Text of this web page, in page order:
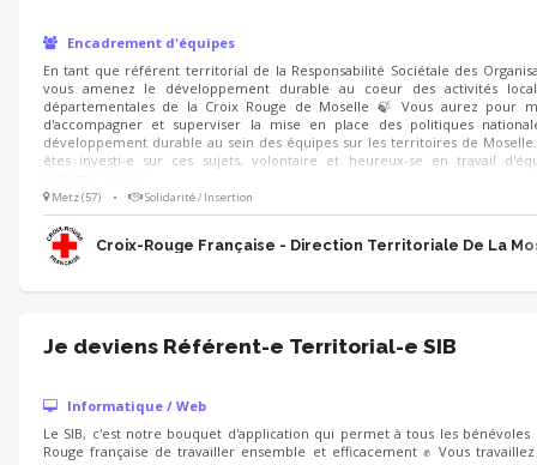
Encadrement d'équipes
En tant que référent territorial de la Responsabilité Sociétale des
vous amenez le développement durable au coeur des activités
départementales de la Croix Rouge de Moselle 🍃 Vous aurez pour
d'accompagner et superviser la mise en place des politiques
développement durable au sein des équipes sur les territoires de
êtes investi-e sur ces sujets, volontaire et heureux-se en travail
Metz (57) • Solidarité / Insertion
Croix-Rouge Française - Direction Territoriale De La
Je deviens Référent-e Territorial-e SIB
Informatique / Web
Le SIB, c'est notre bouquet d'application qui permet à tous les bénévoles
Rouge française de travailler ensemble et efficacement ✊ Vous